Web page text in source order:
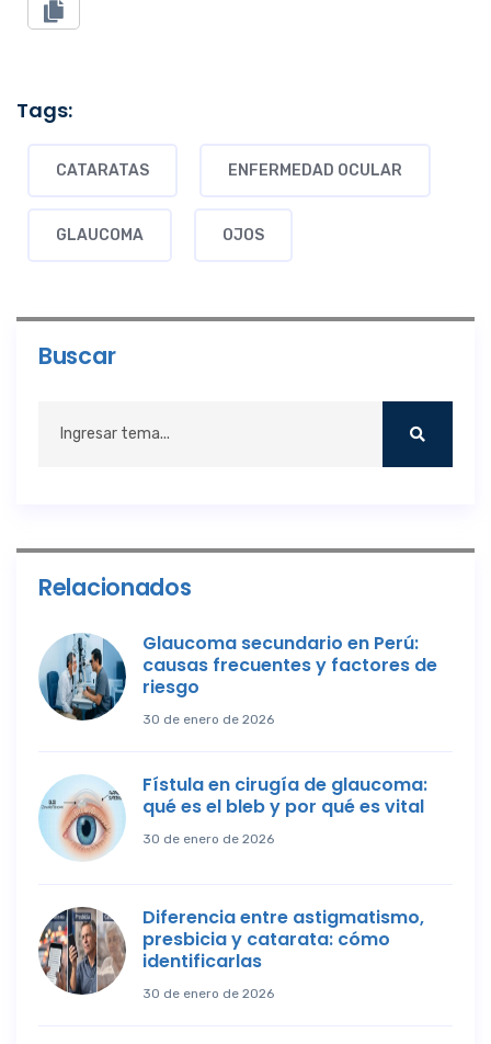
Tags:
CATARATAS ENFERMEDAD OCULAR
GLAUCOMA OJOS
Buscar
Relacionados
Glaucoma secundario en Perú:
causas frecuentes y factores de
riesgo
30 de enero de 2026
Fístula en cirugía de glaucoma:
qué es el bleb y por qué es vital
30 de enero de 2026
Diferencia entre astigmatismo,
presbicia y catarata: cómo
identificarlas
30 de enero de 2026